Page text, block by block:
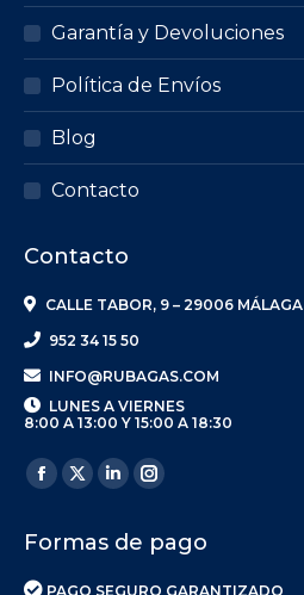
Garantía y Devoluciones
Política de Envíos
Blog
Contacto
Contacto
CALLE TABOR, 9 – 29006 MÁLAGA
952 34 15 50
INFO@RUBAGAS.COM
LUNES A VIERNES
8:00 A 13:00 Y 15:00 A 18:30
Encuéntranos en:
Facebook
opens
in
X
opens
Linkedin
opens
Instagram
opens
Formas de pago
PAGO SEGURO GARANTIZADO